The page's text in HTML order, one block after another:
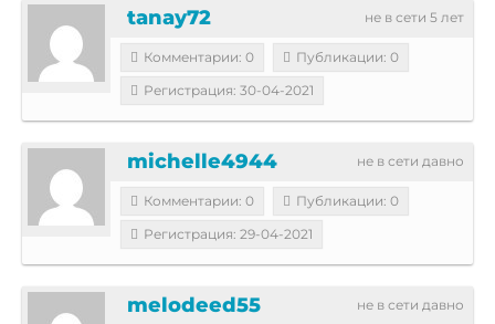
не в сети 5 лет
tanay72
Комментарии: 0
Публикации: 0
Регистрация: 30-04-2021
не в сети давно
michelle4944
Комментарии: 0
Публикации: 0
Регистрация: 29-04-2021
не в сети давно
melodeed55